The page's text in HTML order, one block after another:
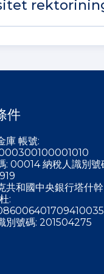
件
庫 帳號:
: 00014 納稅人識別號
共和國中央銀行塔什幹
:
別號碼: 201504275